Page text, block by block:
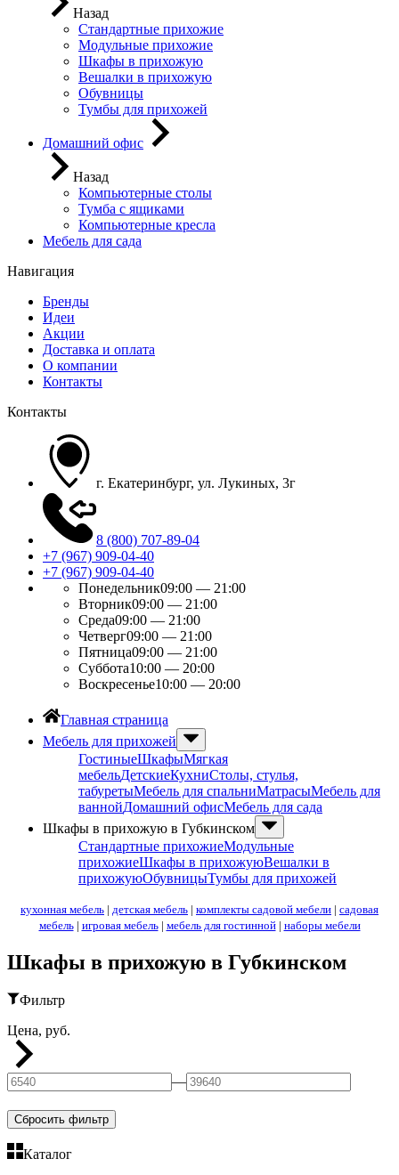
Назад
Стандартные прихожие
Модульные прихожие
Шкафы в прихожую
Вешалки в прихожую
Обувницы
Тумбы для прихожей
Домашний офис
Назад
Компьютерные столы
Тумба с ящиками
Компьютерные кресла
Мебель для сада
Навигация
Бренды
Идеи
Акции
Доставка и оплата
О компании
Контакты
Контакты
г. Екатеринбург, ул. Лукиных, 3г
8 (800) 707-89-04
+7 (967) 909-04-40
+7 (967) 909-04-40
Понедельник09:00 — 21:00
Вторник09:00 — 21:00
Среда09:00 — 21:00
Четверг09:00 — 21:00
Пятница09:00 — 21:00
Суббота10:00 — 20:00
Воскресенье10:00 — 20:00
Главная страница
Мебель для прихожей
ГостиныеШкафыМягкая
мебельДетскиеКухниСтолы, стулья,
табуретыМебель для спальниМатрасыМебель для
ваннойДомашний офисМебель для сада
Шкафы в прихожую в Губкинском
Стандартные прихожиеМодульные
прихожиеШкафы в прихожуюВешалки в
прихожуюОбувницыТумбы для прихожей
кухонная мебель | детская мебель | комплекты садовой мебели | садовая
мебель| игровая мебель| мебель для гостинной| наборы мебели
Шкафы в прихожую в Губкинском
Фильтр
Цена, руб.
—
Сбросить фильтр
Каталог